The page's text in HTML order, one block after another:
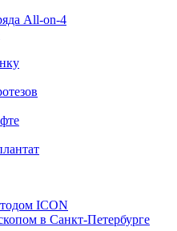
All‑on‑4
ICON
в Санкт-Петербурге